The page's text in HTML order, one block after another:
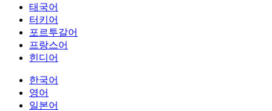
태국어
터키어
포르투갈어
프랑스어
힌디어
한국어
영어
일본어